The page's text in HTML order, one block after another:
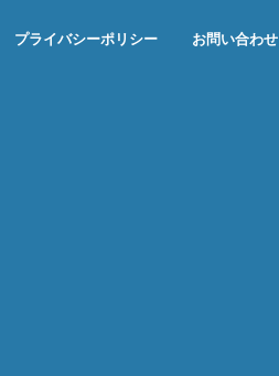
プライバシーポリシー お問い合わせ